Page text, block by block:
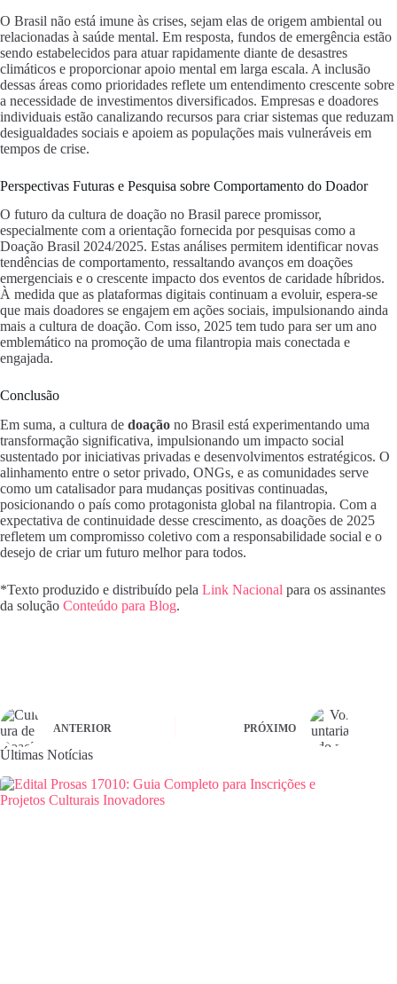
O Brasil não está imune às crises, sejam elas de origem ambiental ou
relacionadas à saúde mental. Em resposta, fundos de emergência estão
sendo estabelecidos para atuar rapidamente diante de desastres
climáticos e proporcionar apoio mental em larga escala. A inclusão
dessas áreas como prioridades reflete um entendimento crescente sobre
a necessidade de investimentos diversificados. Empresas e doadores
individuais estão canalizando recursos para criar sistemas que reduzam
desigualdades sociais e apoiem as populações mais vulneráveis em
tempos de crise.
Perspectivas Futuras e Pesquisa sobre Comportamento do Doador
O futuro da cultura de doação no Brasil parece promissor,
especialmente com a orientação fornecida por pesquisas como a
Doação Brasil 2024/2025. Estas análises permitem identificar novas
tendências de comportamento, ressaltando avanços em doações
emergenciais e o crescente impacto dos eventos de caridade híbridos.
À medida que as plataformas digitais continuam a evoluir, espera-se
que mais doadores se engajem em ações sociais, impulsionando ainda
mais a cultura de doação. Com isso, 2025 tem tudo para ser um ano
emblemático na promoção de uma filantropia mais conectada e
engajada.
Conclusão
Em suma, a cultura de doação no Brasil está experimentando uma
transformação significativa, impulsionando um impacto social
sustentado por iniciativas privadas e desenvolvimentos estratégicos. O
alinhamento entre o setor privado, ONGs, e as comunidades serve
como um catalisador para mudanças positivas continuadas,
posicionando o país como protagonista global na filantropia. Com a
expectativa de continuidade desse crescimento, as doações de 2025
refletem um compromisso coletivo com a responsabilidade social e o
desejo de criar um futuro melhor para todos.
*Texto produzido e distribuído pela Link Nacional para os assinantes
da solução Conteúdo para Blog.
ANTERIOR PRÓXIMO
Últimas Notícias